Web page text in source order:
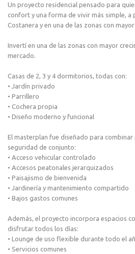
Un proyecto residencial pensado para
confort y una forma de vivir más simple, a
Costanera y en una de las zonas con
Invertí en una de las zonas con mayor
mercado.
Casas de 2, 3 y 4 dormitorios, todas con:
• Jardín privado
• Parrillero
• Cochera propia
• Diseño moderno y funcional
El masterplan fue diseñado para combinar
seguridad de conjunto:
• Acceso vehicular controlado
• Accesos peatonales jerarquizados
• Paisajismo de bienvenida
• Jardinería y mantenimiento compartido
• Bajos gastos comunes
Además, el proyecto incorpora espacios
disfrutar todos los días:
• Lounge de uso flexible durante todo el
• Servicios comunes